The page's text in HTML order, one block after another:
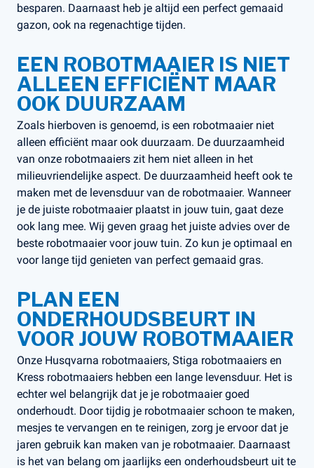
besparen. Daarnaast heb je altijd een perfect gemaaid
gazon, ook na regenachtige tijden.
EEN ROBOTMAAIER IS NIET
ALLEEN EFFICIËNT MAAR
OOK DUURZAAM
Zoals hierboven is genoemd, is een robotmaaier niet
alleen efficiënt maar ook duurzaam. De duurzaamheid
van onze robotmaaiers zit hem niet alleen in het
milieuvriendelijke aspect. De duurzaamheid heeft ook te
maken met de levensduur van de robotmaaier. Wanneer
je de juiste robotmaaier plaatst in jouw tuin, gaat deze
ook lang mee. Wij geven graag het juiste advies over de
beste robotmaaier voor jouw tuin. Zo kun je optimaal en
voor lange tijd genieten van perfect gemaaid gras.
PLAN EEN
ONDERHOUDSBEURT IN
VOOR JOUW ROBOTMAAIER
Onze Husqvarna robotmaaiers, Stiga robotmaaiers en
Kress robotmaaiers hebben een lange levensduur. Het is
echter wel belangrijk dat je je robotmaaier goed
onderhoudt. Door tijdig je robotmaaier schoon te maken,
mesjes te vervangen en te reinigen, zorg je ervoor dat je
jaren gebruik kan maken van je robotmaaier. Daarnaast
is het van belang om jaarlijks een onderhoudsbeurt uit te